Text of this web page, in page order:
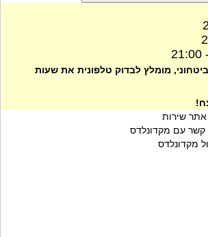
מומלץ לבדוק טלפונית את שעות
שירות
קשר עם מקדונלדס
מקדונלדס